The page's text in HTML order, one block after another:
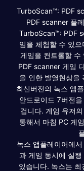
TurboScan™: PDF
PDF scanner 플
TurboScan™: PDF
임을 체험할 수 있
게임을 컨트롤할
PDF scanner 게임
을 인한 발열현상을
최신버전의 녹스 앱
안드로이드 7버전
겁니다. 게임 유저
통해서 마침 PC 게
녹스 앱플레이어에
과 게임 동시에 실
있습니다. 녹스는